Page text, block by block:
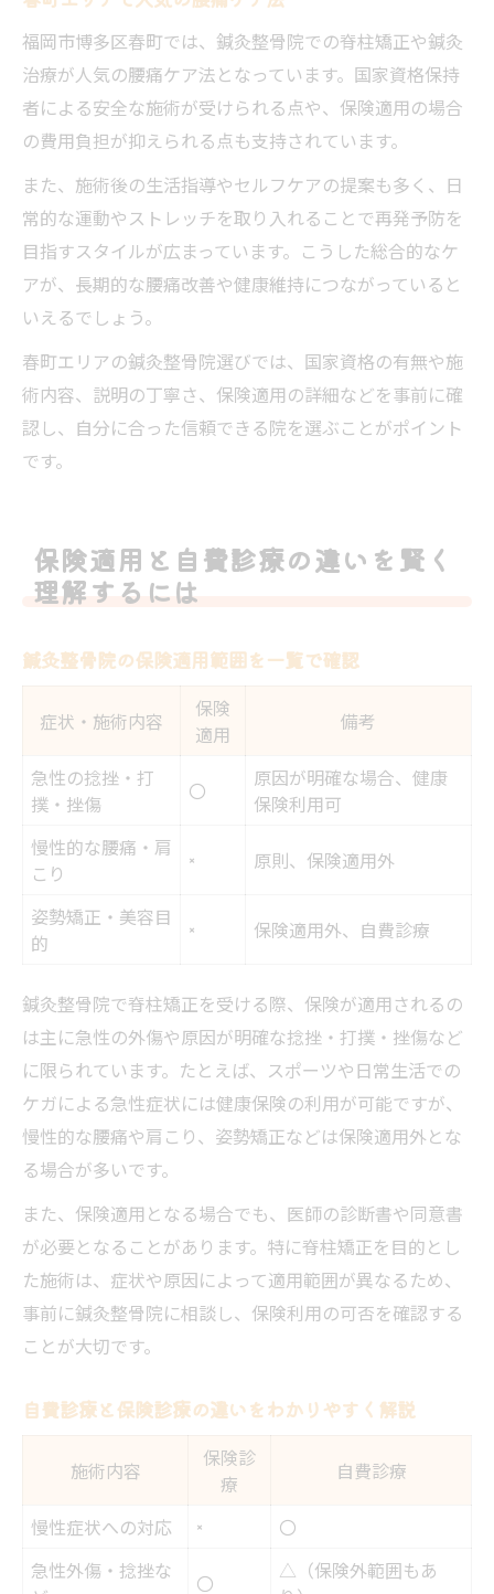
福岡市博多区春町では、鍼灸整骨院での脊柱矯正や鍼灸
治療が人気の腰痛ケア法となっています。国家資格保持
者による安全な施術が受けられる点や、保険適用の場合
の費用負担が抑えられる点も支持されています。
また、施術後の生活指導やセルフケアの提案も多く、日
常的な運動やストレッチを取り入れることで再発予防を
目指すスタイルが広まっています。こうした総合的なケ
アが、長期的な腰痛改善や健康維持につながっていると
いえるでしょう。
春町エリアの鍼灸整骨院選びでは、国家資格の有無や施
術内容、説明の丁寧さ、保険適用の詳細などを事前に確
認し、自分に合った信頼できる院を選ぶことがポイント
です。
保険適用と自費診療の違いを賢く
理解するには
鍼灸整骨院の保険適用範囲を一覧で確認
症状・施術内容
保険
適用
備考
急性の捻挫・打
撲・挫傷
〇
原因が明確な場合、健康
保険利用可
慢性的な腰痛・肩
こり
× 原則、保険適用外
姿勢矯正・美容目
的
× 保険適用外、自費診療
鍼灸整骨院で脊柱矯正を受ける際、保険が適用されるの
は主に急性の外傷や原因が明確な捻挫・打撲・挫傷など
に限られています。たとえば、スポーツや日常生活での
ケガによる急性症状には健康保険の利用が可能ですが、
慢性的な腰痛や肩こり、姿勢矯正などは保険適用外とな
る場合が多いです。
また、保険適用となる場合でも、医師の診断書や同意書
が必要となることがあります。特に脊柱矯正を目的とし
た施術は、症状や原因によって適用範囲が異なるため、
事前に鍼灸整骨院に相談し、保険利用の可否を確認する
ことが大切です。
自費診療と保険診療の違いをわかりやすく解説
施術内容
保険診
療
自費診療
慢性症状への対応 ×
〇
急性外傷・捻挫な
〇
△（保険外範囲もあ